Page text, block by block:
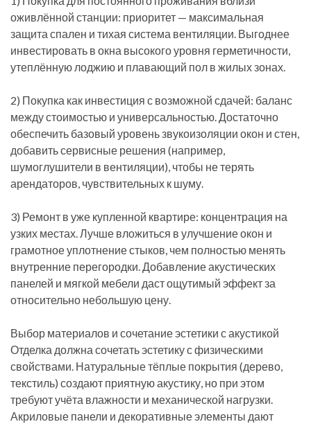
оживлённой станции: приоритет — максимальная
защита спален и тихая система вентиляции. Выгоднее
инвестировать в окна высокого уровня герметичности,
утеплённую лоджию и плавающий пол в жилых зонах.
2) Покупка как инвестиция с возможной сдачей: баланс
между стоимостью и универсальностью. Достаточно
обеспечить базовый уровень звукоизоляции окон и стен,
добавить сервисные решения (например,
шумоглушители в вентиляции), чтобы не терять
арендаторов, чувствительных к шуму.
3) Ремонт в уже купленной квартире: концентрация на
узких местах. Лучше вложиться в улучшение окон и
грамотное уплотнение стыков, чем полностью менять
внутренние перегородки. Добавление акустических
панелей и мягкой мебели даст ощутимый эффект за
относительно небольшую цену.
Выбор материалов и сочетание эстетики с акустикой
Отделка должна сочетать эстетику с физическими
свойствами. Натуральные тёплые покрытия (дерево,
текстиль) создают приятную акустику, но при этом
требуют учёта влажности и механической нагрузки.
Акриловые панели и декоративные элементы дают